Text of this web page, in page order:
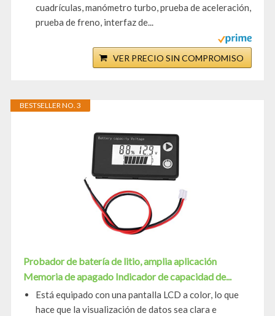
cuadrículas, manómetro turbo, prueba de aceleración,
prueba de freno, interfaz de...
VER PRECIO SIN COMPROMISO
BESTSELLER NO. 3
Probador de batería de litio, amplia aplicación
Memoria de apagado Indicador de capacidad de...
Está equipado con una pantalla LCD a color, lo que
hace que la visualización de datos sea clara e